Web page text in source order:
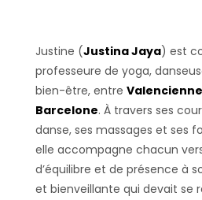
Justine (Justina Jaya) est
professeure de yoga,
bien-être, entre
Barcelone. À travers ses
danse, ses massages et ses
elle accompagne chacun
d’équilibre et de présence à
et bienveillante qui devait se